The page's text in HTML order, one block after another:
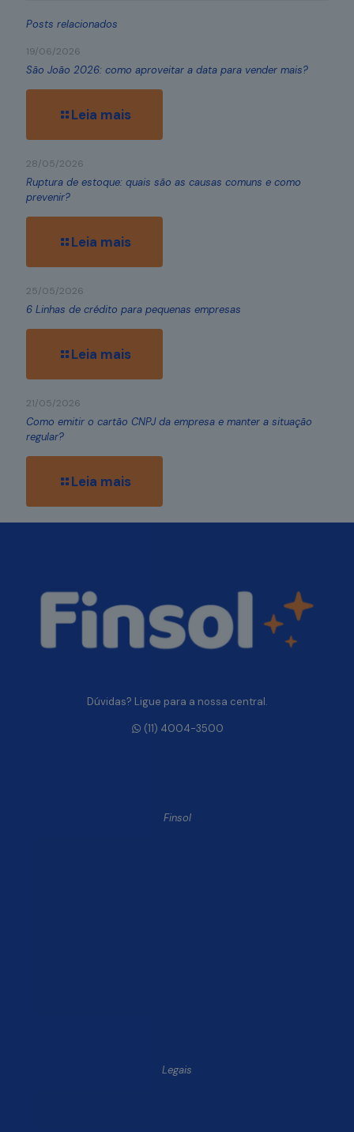
Posts relacionados
19/06/2026
São João 2026: como aproveitar a data para vender mais?
Leia mais
28/05/2026
Ruptura de estoque: quais são as causas comuns e como
prevenir?
Leia mais
25/05/2026
6 Linhas de crédito para pequenas empresas
Leia mais
21/05/2026
Como emitir o cartão CNPJ da empresa e manter a situação
regular?
Leia mais
Dúvidas? Ligue para a nossa central.
(11) 4004-3500
Finsol
Legais